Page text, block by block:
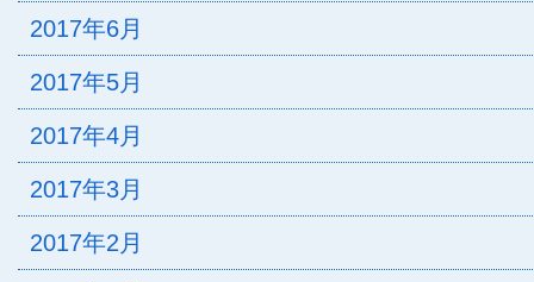
2017年6月
2017年5月
2017年4月
2017年3月
2017年2月